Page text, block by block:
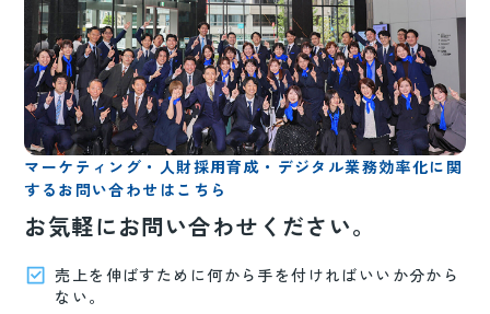
マーケティング・人財採用育成・デジタル業務効率化に関
するお問い合わせはこちら
お気軽にお問い合わせください。
売上を伸ばすために何から手を付ければいいか分から
ない。